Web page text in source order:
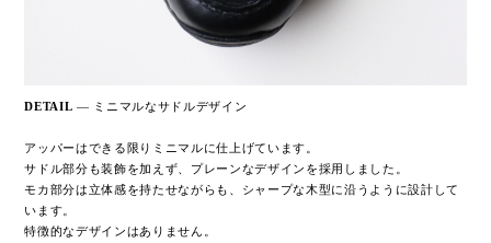
DETAIL — ミニマルなサドルデザイン
アッパーはできる限りミニマルに仕上げています。
サドル部分も装飾を加えず、プレーンなデザインを採用しました。
モカ部分は立体感を持たせながらも、シャープな木型に沿うように設計して
います。
特徴的なデザインはありません。